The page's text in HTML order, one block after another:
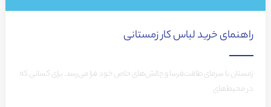
راهنمای خرید لباس کار زمستانی
زمستان با سرمای طاقت‌فرسا و چالش‌های خاص خود فرا می‌رسد. برای کسانی که
در محیط‌های